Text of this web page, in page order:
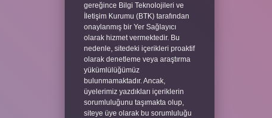
gereğince Bilgi Teknolojileri ve
İletişim Kurumu (BTK) tarafından
onaylanmış bir Yer Sağlayıcı
olarak hizmet vermektedir. Bu
nedenle, sitedeki içerikleri proaktif
olarak denetleme veya araştırma
yükümlülüğümüz
bulunmamaktadır. Ancak,
üyelerimiz yazdıkları içeriklerin
sorumluluğunu taşımakta olup,
siteye üye olarak bu sorumluluğu